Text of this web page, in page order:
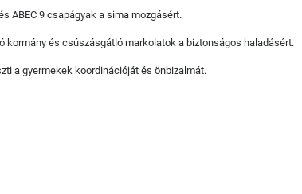
ABEC 9 csapágyak a sima mozgásért.
kormány és csúszásgátló markolatok a biztonságos haladásért.
a gyermekek koordinációját és önbizalmát.